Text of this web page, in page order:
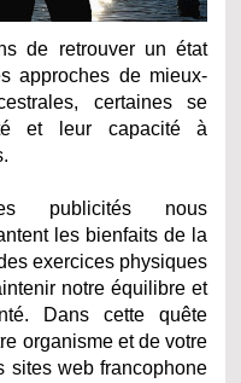
de retrouver un état
approches de mieux-
certaines se
et leur capacité à
publicités nous
les bienfaits de la
exercices physiques
notre équilibre et
Dans cette quête
organisme et de votre
sites web francophone